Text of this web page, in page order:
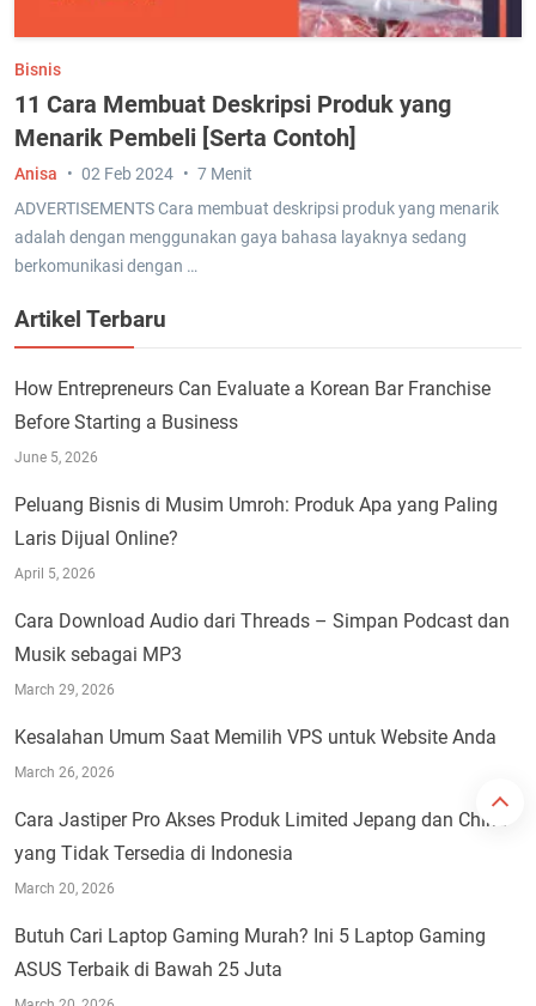
Bisnis
11 Cara Membuat Deskripsi Produk yang
Menarik Pembeli [Serta Contoh]
ADVERTISEMENTS Cara membuat deskripsi produk yang menarik
adalah dengan menggunakan gaya bahasa layaknya sedang
berkomunikasi dengan …
Anisa 02 Feb 2024 7 Menit
Artikel Terbaru
How Entrepreneurs Can Evaluate a Korean Bar Franchise
Before Starting a Business
June 5, 2026
Peluang Bisnis di Musim Umroh: Produk Apa yang Paling
Laris Dijual Online?
April 5, 2026
Cara Download Audio dari Threads – Simpan Podcast dan
Musik sebagai MP3
March 29, 2026
Kesalahan Umum Saat Memilih VPS untuk Website Anda
March 26, 2026
Cara Jastiper Pro Akses Produk Limited Jepang dan China
yang Tidak Tersedia di Indonesia
March 20, 2026
Butuh Cari Laptop Gaming Murah? Ini 5 Laptop Gaming
ASUS Terbaik di Bawah 25 Juta